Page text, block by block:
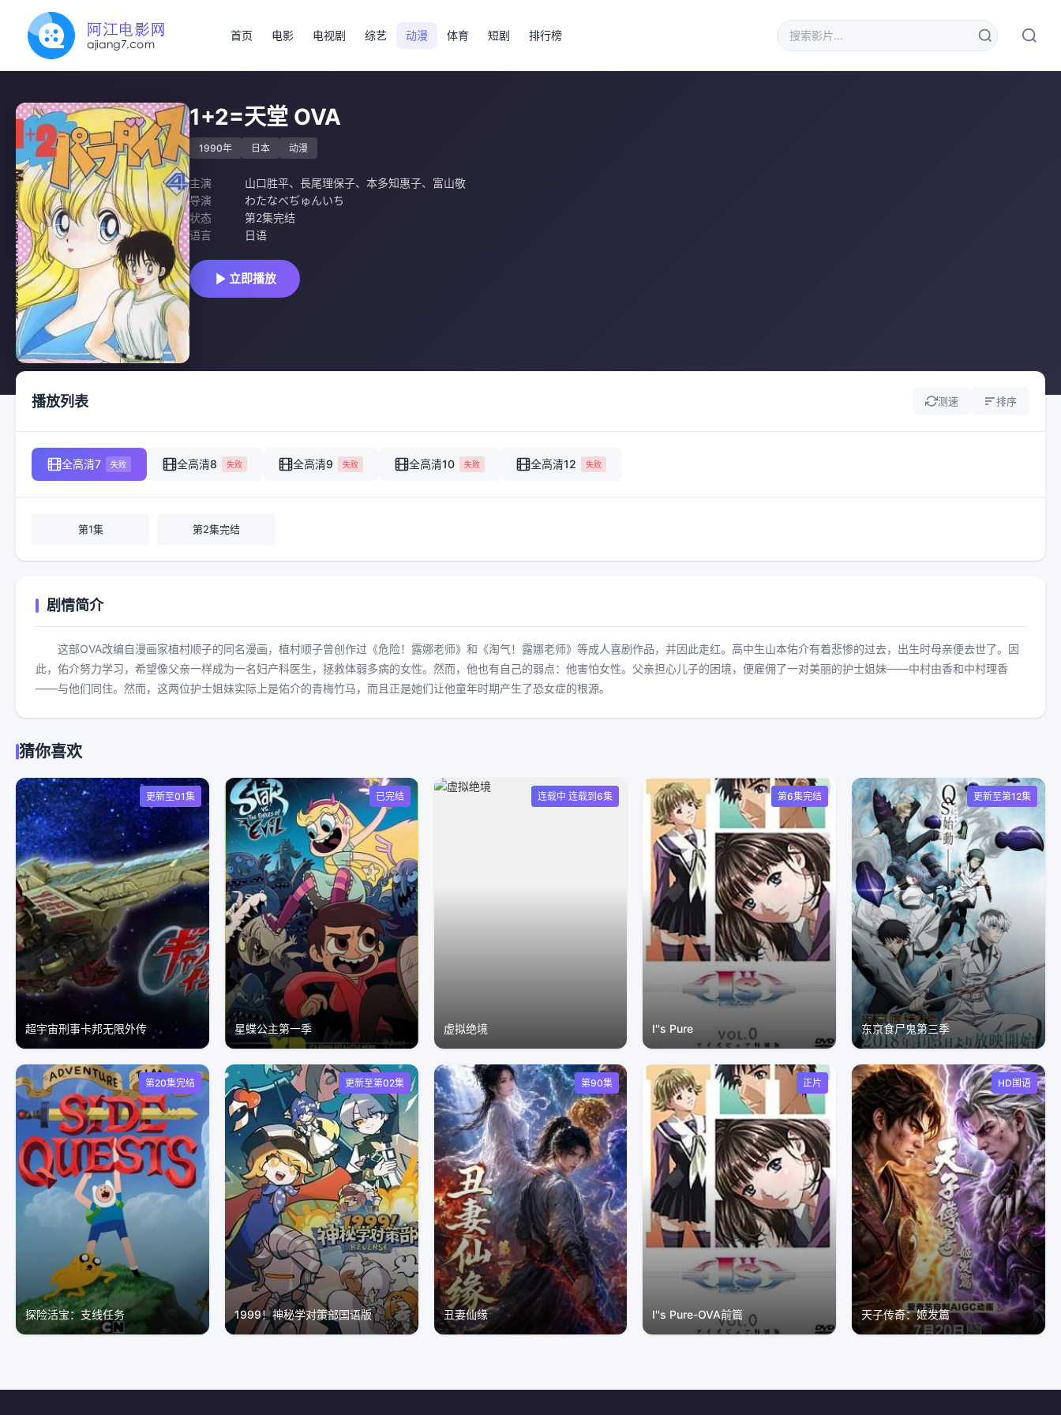
首页 电影 电视剧 综艺 动漫 体育 短剧 排行榜
1+2=天堂 OVA
1990年 日本 动漫
主演 山口胜平、 長尾理保子、 本多知惠子、 富山敬
导演
わたなべぢゅんいち
状态
第2集完结
语言
日语
立即播放
播放列表 测速 排序
全高清7 失败 全高清8 失败 全高清9 失败 全高清10 失败 全高清12 失败
第1集 第2集完结
剧情简介
这部OVA改编自漫画家植村顺子的同名漫画，植村顺子曾创作过《危险！露娜老师》和《淘气！露娜老师》等成人喜剧作品，并因此走红。高中生山本佑介有着悲惨的过去，出生时母亲便去世了。因
此，佑介努力学习，希望像父亲一样成为一名妇产科医生，拯救体弱多病的女性。然而，他也有自己的弱点：他害怕女性。父亲担心儿子的困境，便雇佣了一对美丽的护士姐妹——中村由香和中村理香
——与他们同住。然而，这两位护士姐妹实际上是佑介的青梅竹马，而且正是她们让他童年时期产生了恐女症的根源。
猜你喜欢
更新至01集
超宇宙刑事卡邦无限外传
已完结
星蝶公主第一季
连载中 连载到6集
虚拟绝境
第6集完结
I''s Pure
更新至第12集
东京食尸鬼第三季
第20集完结
探险活宝：支线任务
更新至第02集
1999！神秘学对策部国语版
第90集
丑妻仙缘
正片
I''s Pure-OVA前篇
HD国语
天子传奇：姬发篇